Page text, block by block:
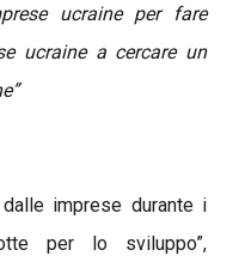
ucraine per fare
ucraine a cercare un
imprese durante i
per lo sviluppo”,